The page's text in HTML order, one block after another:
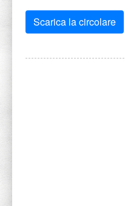
Scarica la circolare